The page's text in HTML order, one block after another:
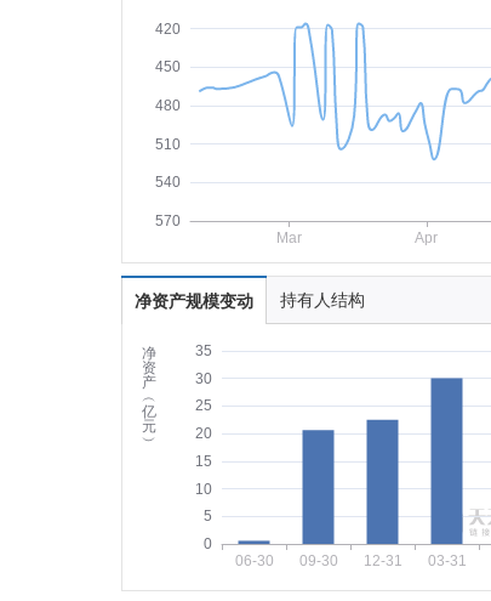
420
450
480
510
540
570
Mar
Apr
净资产规模变动 持有人结构
净
资
产
︵
亿
元
︶
0
5
10
15
20
25
30
35
06-30 09-30 12-31 03-31